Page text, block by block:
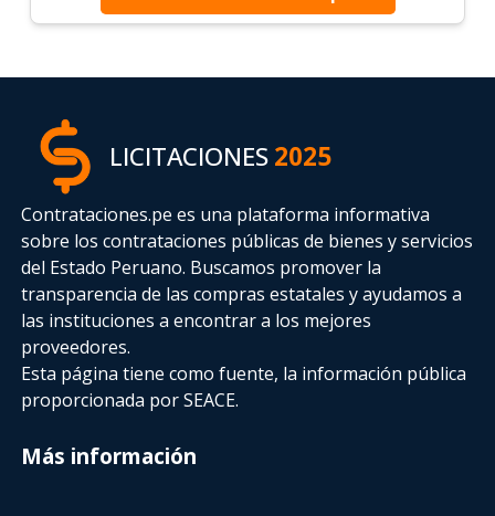
LICITACIONES2025
Contrataciones.pe es una plataforma informativa
sobre los contrataciones públicas de bienes y servicios
del Estado Peruano. Buscamos promover la
transparencia de las compras estatalesy ayudamos a
las instituciones a encontrar a los mejores
proveedores.
Esta página tiene como fuente, la información pública
proporcionada por SEACE.
Más información